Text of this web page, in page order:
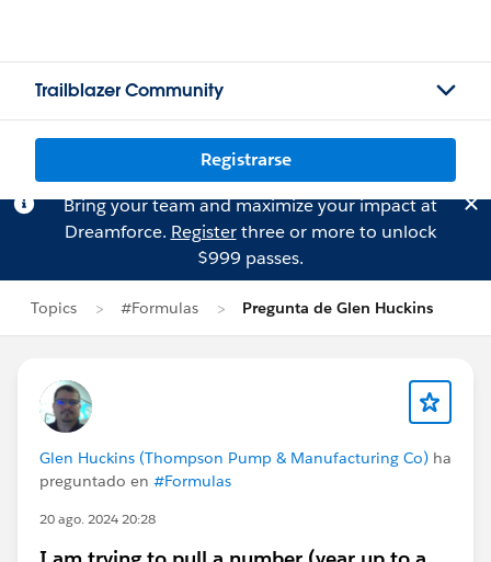
Trailblazer Community
Registrarse
Bring your team and maximize your impact at
Dreamforce. Registerthree or more to unlock
$999 passes.
Topics #Formulas Pregunta de Glen Huckins
Glen Huckins (Thompson Pump & Manufacturing Co) ha
preguntado en #Formulas
20 ago. 2024 20:28